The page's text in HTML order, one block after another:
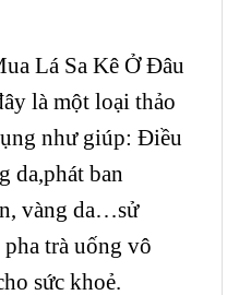
Lá Sa Kê Ở Đâu
là một loại thảo
như giúp: Điều
da,phát ban
vàng da…sử
trà uống vô
sức khoẻ.